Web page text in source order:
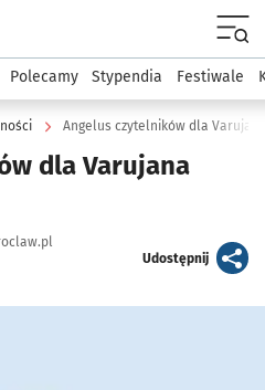
podserwis: Kultura
Polecamy Stypendia Festiwale
Angelus czytelników dla
dla Varujana
Udostępnijartykuł